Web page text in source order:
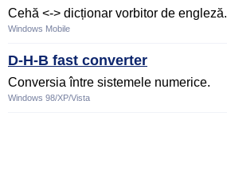
Cehă <-> dicționar vorbitor de engleză.
Windows Mobile
D-H-B fast converter
Conversia între sistemele numerice.
Windows 98/XP/Vista